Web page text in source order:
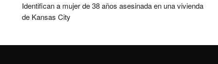
Identifican a mujer de 38 años asesinada en una vivienda
de Kansas City